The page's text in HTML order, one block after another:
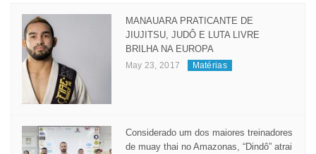
MANAUARA PRATICANTE DE
JIUJITSU, JUDÔ E LUTA LIVRE
BRILHA NA EUROPA
May 23, 2017 Matérias
Considerado um dos maiores treinadores
de muay thai no Amazonas, “Dindô” atrai